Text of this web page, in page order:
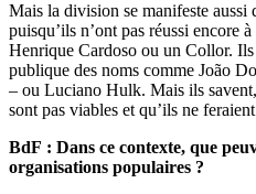
Mais la division se manifeste aussi
puisqu’ils n’ont pas réussi encore
Henrique Cardoso ou un Collor. Ils
publique des noms comme João
– ou Luciano Hulk. Mais ils
sont pas viables et qu’ils ne
BdF : Dans ce contexte, que
organisations populaires ?